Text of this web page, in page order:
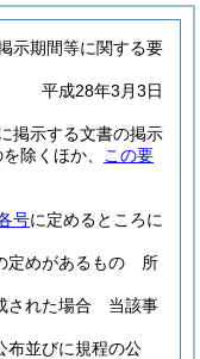
示期間等に関する要
平成28年3月3日
掲示する文書の掲示
除くほか、
この要
号に定めるところに
定めがあるもの 所
された場合 当該事
布並びに規程の公